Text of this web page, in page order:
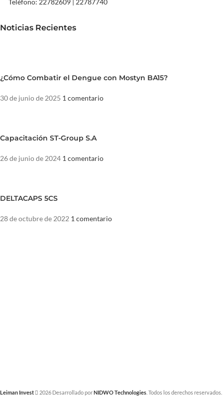
Teléfono: 22782609 | 22787740
Noticias Recientes
¿Cómo Combatir el Dengue con Mostyn BA15?
30 de junio de 2025 1 comentario
Capacitación ST-Group S.A
26 de junio de 2024 1 comentario
DELTACAPS 5CS
28 de octubre de 2022 1 comentario
Leiman Invest 2026 Desarrollado porNIDWO Technologies . Todos los derechos reservados.